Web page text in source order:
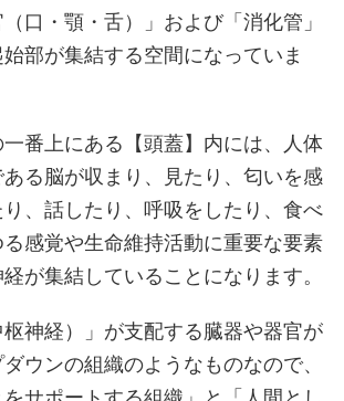
（口・顎・舌）」および「消化管」
部が集結する空間になっていま
番上にある【頭蓋】内には、人体
る脳が収まり、見たり、匂いを感
り、話したり、呼吸をしたり、食べ
感覚や生命維持活動に重要な要素
が集結していることになります。
枢神経）」が支配する臓器や器官が
ウンの組織のようなものなので、